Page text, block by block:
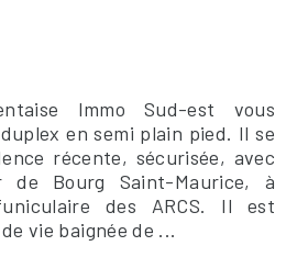
Immo Sud-est vous
en semi plain pied. Il se
récente, sécurisée, avec
de Bourg Saint-Maurice, à
des ARCS. Il est
vie baignée de ...